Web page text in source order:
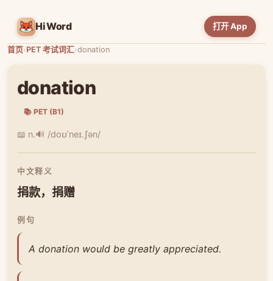
HiWord 打开 App
首页›PET 考试词汇›donation
donation
📚 PET (B1)
📖 n.🔊 /doʊˈneɪ.ʃən/
中文释义
捐款，捐赠
例句
A donation would be greatly appreciated.